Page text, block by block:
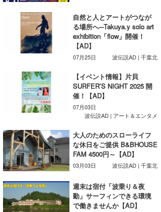
自然と人とアートがつなが
る場所へ─Takuya.y solo art
exhibition「flow」開催！
【AD】
07月25日 波伝説AD | 千葉北
【イベント情報】片貝
SURFER’S NIGHT 2025 開
催！【AD】
07月03日
波伝説AD | アート＆エンタメ
大人のためのスローライフ
な休日をご提供 B&BHOUSE
FAM 4500円～【AD】
03月03日 波伝説AD | 千葉北
週末は宿付「波乗り＆夜
勤」サーフィンできる環境
で働きませんか【AD】
沖縄
ライター/寄稿メディア
Naoya Kimoto
mitsuteru Kamio
Yasunari Inoue
Yoshiyuki Obata
メディア
SURFMEDIA
Colors MAGAZINE
WAVAL
波伝説アンバサダー/プロライダー
福島寿実子
中浦“JET”章
波伝説スタッフ
☆加藤
波伝説